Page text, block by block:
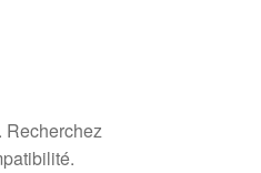
Recherchez